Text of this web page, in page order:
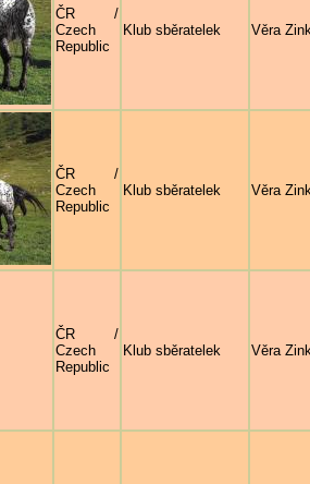
ČR /
Czech
Republic
Klub sběratelek Věra
ČR /
Czech
Republic
Klub sběratelek Věra
ČR /
Czech
Republic
Klub sběratelek Věra